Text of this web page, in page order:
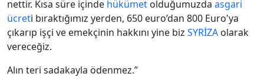
nettir. Kısa süre içinde hükümet olduğumuzda asgari
ücreti bıraktığımız yerden, 650 euro’dan 800 Euro'ya
çıkarıp işçi ve emekçinin hakkını yine biz SYRİZA olarak
vereceğiz.
Alın teri sadakayla ödenmez.”